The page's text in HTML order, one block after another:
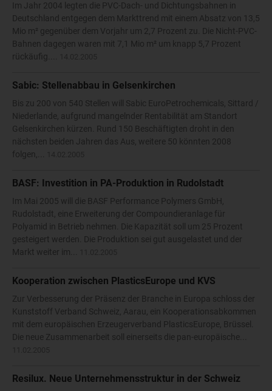
Im Jahr 2004 legten die PVC-Dach- und Dichtungsbahnen in
Deutschland entgegen dem Markttrend mit einem Absatz von 13,5
Mio m² gegenüber dem Vorjahr um 2,7 Prozent zu. Die Nicht-PVC-
Bahnen dagegen waren mit 7,1 Mio m² um knapp 5,7 Prozent
rückäufig....
Sabic: Stellenabbau in Gelsenkirchen
Bis zu 200 von 540 Stellen will Sabic EuroPetrochemicals, Sittard /
Niederlande, aufgrund mangelnder Rentabilität am Standort
Gelsenkirchen kürzen. Rund 150 Beschäftigten droht in den
nächsten beiden Jahren das Aus, weitere 50 könnten 2008
folgen,...
BASF: Investition in PA-Produktion in Rudolstadt
Im Mai 2005 will die BASF Performance Polymers GmbH,
Rudolstadt, eine Erweiterung der Compoundieranlage für
Polyamid in Betrieb nehmen. Die Kapazität soll um 25 Prozent
gesteigert werden. Die Produktion sei gut ausgelastet und der
Markt weiter im...
Kooperation zwischen PlasticsEurope und KVS
Zur Verbesserung der Präsenz der Branche in Europa schloss der
Kunststoff Verband Schweiz, Aarau, ein Kooperationsabkommen
mit dem europäischen Erzeugerverband PlasticsEurope, Brüssel.
Die neue Zusammenarbeit soll einerseits die pan-europäische...
Resilux. Neue Unternehmensstruktur in der Schweiz